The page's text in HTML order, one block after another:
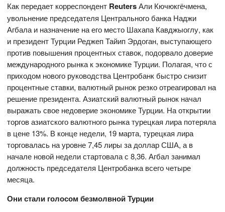
Как передает корреспондент ReutersАли Кючюкгёчмена,
увольнение председателя Центрального банка Наджи
Агбала и назначение на его место Шахапа Кавджыоглу, как
и президент Турции Реджеп Тайип Эрдоган, выступающего
против повышения процентных ставок, подорвало доверие
международного рынка к экономике Турции. Полагая, что с
приходом нового руководства Центробанк быстро снизит
процентные ставки, валютный рынок резко отреагировал на
решение президента. Азиатский валютный рынок начал
выражать свое недоверие экономике Турции. На открытии
торгов азиатского валютного рынка турецкая лира потеряла
в цене 13%. В конце недели, 19 марта, турецкая лира
торговалась на уровне 7,45 лиры за доллар США, а в
начале новой недели стартовала с 8,36. Агбал занимал
должность председателя Центробанка всего четыре
месяца.
Они стали голосом безмолвной Турции